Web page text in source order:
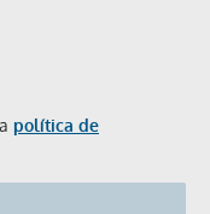
política de